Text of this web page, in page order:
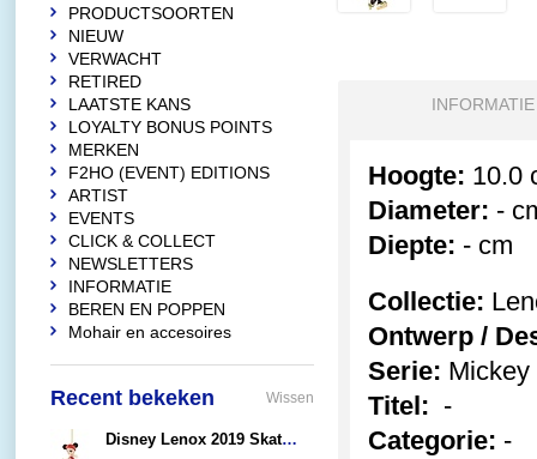
INFORMATIE
Hoogte: 10.0
Diameter: -
Diepte: - cm
Collectie:
Ontwerp /
Serie: Mickey
Titel: -
Categorie: -
PRODUCTSOORTEN
NIEUW
VERWACHT
RETIRED
LAATSTE KANS
LOYALTY BONUS POINTS
MERKEN
F2HO (EVENT) EDITIONS
ARTIST
EVENTS
CLICK & COLLECT
NEWSLETTERS
INFORMATIE
BEREN EN POPPEN
Mohair en accesoires
Recent bekeken Wissen
Disney Lenox 2019 Skate Away Minnie Mouse (HO)